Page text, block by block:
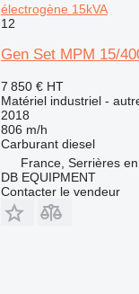
électrogène 15kVA
12
Gen Set MPM 15/
7 850 € HT
Matériel industriel -
2018
806 m/h
Carburant diesel
France, Serrières
DB EQUIPMENT
Contacter le vendeur